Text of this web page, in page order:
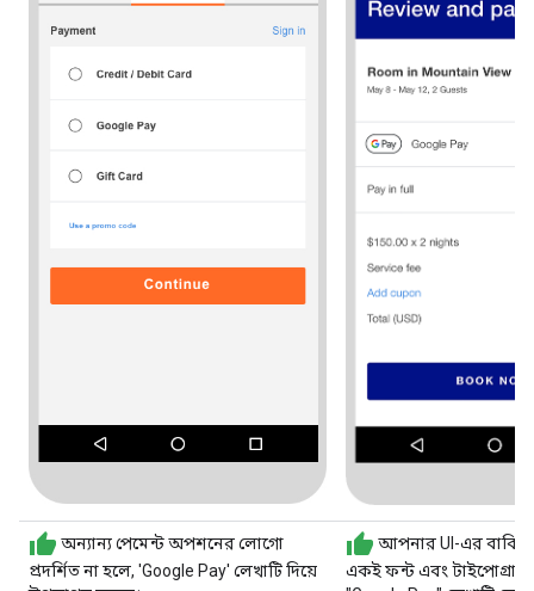
অন্যান্য পেমেন্ট অপশনের লোগো
প্রদর্শিত না হলে, 'Google Pay' লেখাটি দিয়ে
আপনার UI-এর বাকি
একই ফন্ট এবং